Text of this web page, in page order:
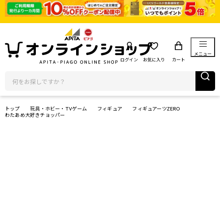
ログイン お気に入り カート
メニュー
トップ 玩具・ホビー・TVゲーム フィギュア
フィギュアーツZERO
わたあめ大好きチョッパー